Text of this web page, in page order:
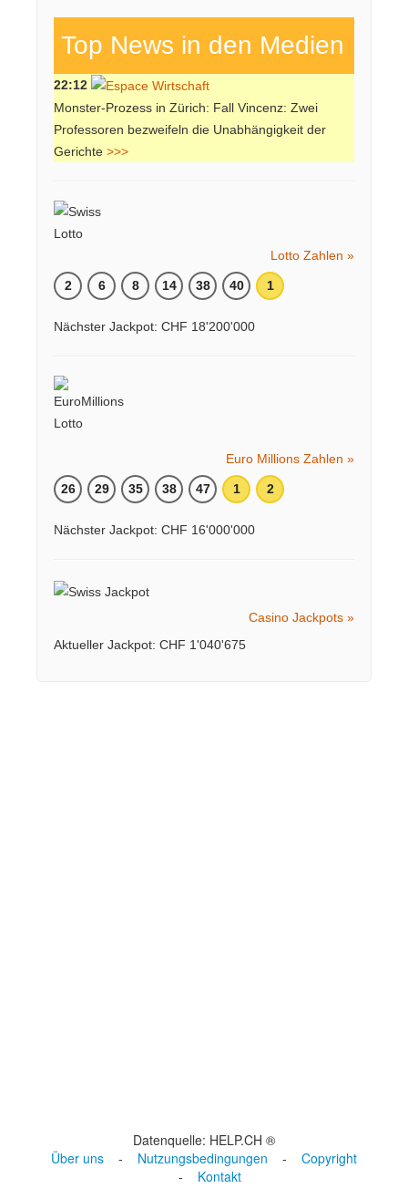
Top News in den Medien
22:12
Monster-Prozess in Zürich: Fall Vincenz: Zwei
Professoren bezweifeln die Unabhängigkeit der
Gerichte >>>
Lotto Zahlen »
2 6 8 14 38 40 1
Nächster Jackpot: CHF 18'200'000
Euro Millions Zahlen »
26 29 35 38 47 1 2
Nächster Jackpot: CHF 16'000'000
Casino Jackpots »
Aktueller Jackpot: CHF 1'040'675
Datenquelle: HELP.CH ®
Über uns - Nutzungsbedingungen - Copyright
- Kontakt